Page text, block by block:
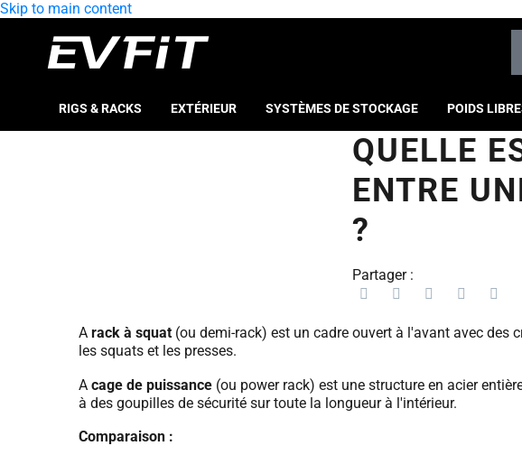
Skip to main content
RIGS & RACKS EXTÉRIEUR SYSTÈMES DE STOCKAGE POIDS
QUELLE
ENTRE
?
Partager :
A rack à squat (ou demi-rack) est un cadre ouvert à l'avant avec des
les squats et les presses.
A cage de puissance (ou power rack) est une structure en acier
à des goupilles de sécurité sur toute la longueur à l'intérieur.
Comparaison :